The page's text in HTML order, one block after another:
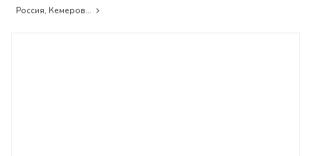
Россия, Кемеров...